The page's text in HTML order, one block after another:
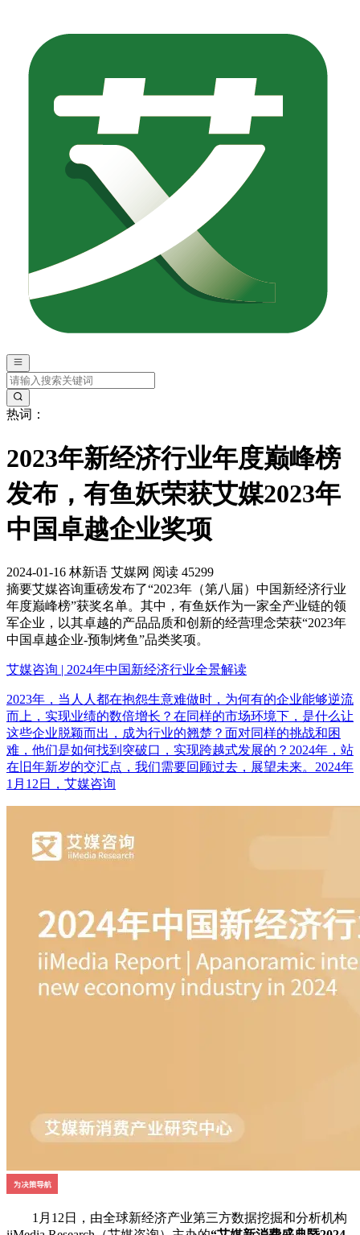
热词：
2023年新经济行业年度巅峰榜
发布，有鱼妖荣获艾媒2023年
中国卓越企业奖项
2024-01-16 林新语 艾媒网 阅读 45299
摘要艾媒咨询重磅发布了“2023年（第八届）中国新经济行业
年度巅峰榜”获奖名单。其中，有鱼妖作为一家全产业链的领
军企业，以其卓越的产品品质和创新的经营理念荣获“2023年
中国卓越企业-预制烤鱼”品类奖项。
艾媒咨询 | 2024年中国新经济行业全景解读
2023年，当人人都在抱怨生意难做时，为何有的企业能够逆流
而上，实现业绩的数倍增长？在同样的市场环境下，是什么让
这些企业脱颖而出，成为行业的翘楚？面对同样的挑战和困
难，他们是如何找到突破口，实现跨越式发展的？2024年，站
在旧年新岁的交汇点，我们需要回顾过去，展望未来。2024年
1月12日，艾媒咨询
1月12日，由全球新经济产业第三方数据挖掘和分析机构